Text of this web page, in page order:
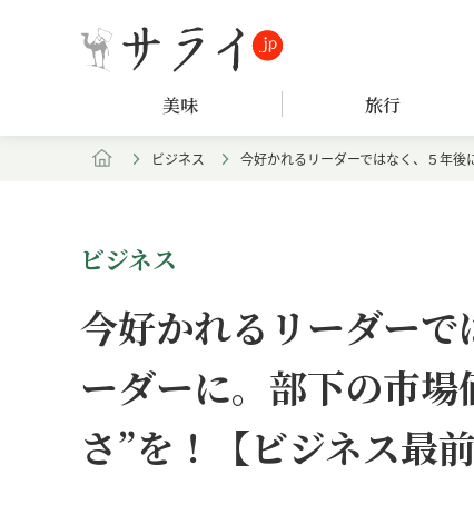
美味 旅行
ビジネス 今好かれるリーダーではなく、５年後
ビジネス
今好かれるリーダーで
ーダーに。部下の市
さ”を！【ビジネス最前